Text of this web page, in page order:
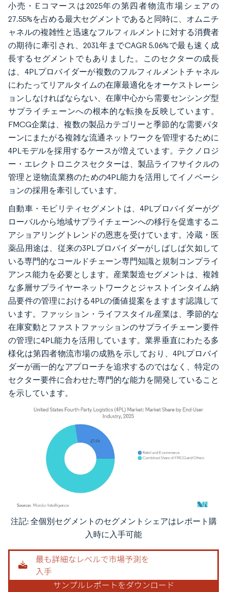
小売・Eコマースは2025年の第四者物流市場シェアの
27.55%を占める最大セグメントであると同時に、オムニチ
ャネルの複雑性と迅速なフルフィルメントに対する消費者
の期待に牽引され、2031年までCAGR 5.06%で最も速く成
長するセグメントでもありました。このセクターの成長
は、4PLプロバイダーが複数のフルフィルメントチャネル
にわたってリアルタイムの在庫最適化をオーケストレーシ
ョンしなければならない、在庫中心から需要センシング型
サプライチェーンへの根本的な転換を反映しています。
FMCG企業は、複数の製品カテゴリーと季節的な需要パタ
ーンにまたがる複雑な流通ネットワークを管理するために
4PLモデルを採用するケースが増えています。テクノロジ
ー・エレクトロニクスセクターは、製品ライフサイクルの
管理と逆物流業務のための4PL能力を活用してイノベーシ
ョンの採用を牽引しています。
自動車・モビリティセグメントは、4PLプロバイダーがグ
ローバルから地域サプライチェーンへの移行を促進するニ
アショアリングトレンドの恩恵を受けています。冷蔵・医
薬品用途は、従来の3PLプロバイダーがしばしば欠如して
いる専門的なコールドチェーン専門知識と規制コンプライ
アンス能力を必要とします。産業製造セグメントは、複雑
な多層サプライヤーネットワークとジャストインタイム納
品要件の管理における4PLの価値提案をますます認識して
います。ファッション・ライフスタイル産業は、季節的な
在庫変動とファストファッションのサプライチェーン要件
の管理に4PL能力を活用しています。業界垂直にわたる多
様化は第四者物流市場の成熟を示しており、4PLプロバイ
ダーが画一的なアプローチを追求するのではなく、特定の
セクター要件に合わせた専門的な能力を開発していること
を示しています。
画像 © Mordor Intelligence。再利用にはCC BY 4.0の表示が必要です。
注記: 全個別セグメントのセグメントシェアはレポート購
入時に入手可能